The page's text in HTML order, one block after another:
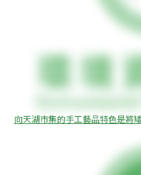
向天湖市集的手工藝品特色是將